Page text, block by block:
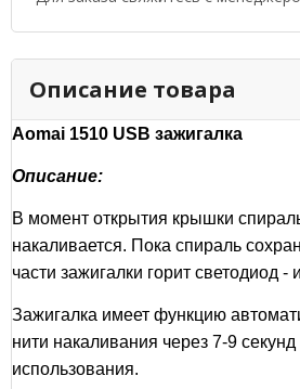
Описание товара
Aomai 1510 USB зажигалка
Описание:
В момент открытия крышки
накаливается. Пока спираль
части зажигалки горит светодиод -
Зажигалка имеет функцию
нити накаливания через 7-9
использования.